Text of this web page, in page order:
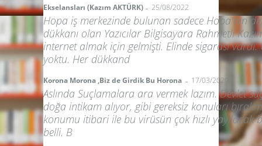
Ekselansları (Kazım AKTÜRK) - 25/08/2022
Hopa iş merkezinde bulunan sadece Hopa'nın
dükkanı olan Yazıcılar Bilgisayara Rahmetli
internet almak için gelmişti. Elinde sigarası
yoktu. Her dükkand
Korona Morona ,Biz de Girdik Bu Horona - 17/03/2020
Aslında Suçlamalara ara vermek lazım. Devlet
doğa intikam alıyor, gibi gereksiz konuları
konumu itibari ile bu virüsün çok hızlı yayılacak
belli. B